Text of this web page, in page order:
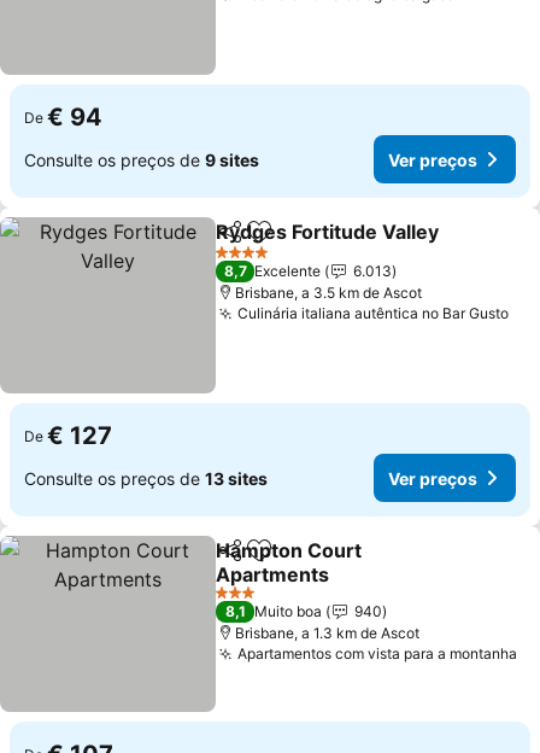
De € 94
Consulte os preços de 9 sites Ver preços
PartilharAdicionar aos favoritos
Rydges Fortitude Valley
4 Estrelas
8,7 Excelente
6.013
Brisbane, a 3.5 km de Ascot
Culinária italiana autêntica no Bar Gusto
De € 127
Consulte os preços de 13 sites Ver preços
PartilharAdicionar aos favoritos
Hampton Court
Apartments
3 Estrelas
8,1 Muito boa
940
Brisbane, a 1.3 km de Ascot
Apartamentos com vista para a montanha